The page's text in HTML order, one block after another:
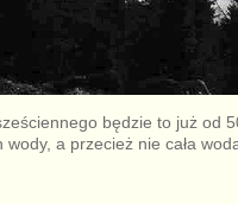
będzie to już od
a przecież nie cała